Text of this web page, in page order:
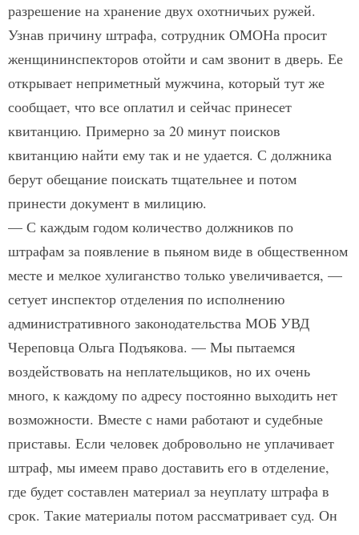
разрешение на хранение двух охотничьих ружей.
Узнав причину штрафа, сотрудник ОМОНа просит
женщин­инспекторов отойти и сам звонит в дверь. Ее
открывает неприметный мужчина, который тут же
сообщает, что все оплатил и сейчас принесет
квитанцию. Примерно за 20 минут поисков
квитанцию найти ему так и не удается. С должника
берут обещание поискать тщательнее и потом
принести документ в милицию.
— С каждым годом количество должников по
штрафам за появление в пьяном виде в общественном
месте и мелкое хулиганство только увеличивается, —
сетует инспектор отделения по исполнению
административного законодательства МОБ УВД
Череповца Ольга Подъякова. — Мы пытаемся
воздействовать на не­плательщиков, но их очень
много, к каждому по адресу постоянно выходить нет
возможности. Вместе с нами работают и судебные
приставы. Если человек добровольно не уплачивает
штраф, мы имеем право доставить его в отделение,
где будет составлен материал за неуплату штрафа в
срок. Такие материалы потом рассматривает суд. Он